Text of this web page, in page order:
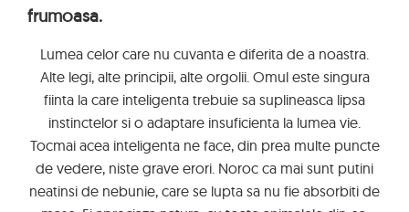
frumoasa.
Lumea celor care nu cuvanta e diferita de a noastra.
Alte legi, alte principii, alte orgolii. Omul este singura
fiinta la care inteligenta trebuie sa suplineasca lipsa
instinctelor si o adaptare insuficienta la lumea vie.
Tocmai acea inteligenta ne face, din prea multe puncte
de vedere, niste grave erori. Noroc ca mai sunt putini
neatinsi de nebunie, care se lupta sa nu fie absorbiti de